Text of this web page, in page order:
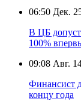
06:50 Дек.
В ЦБ
100%
09:08 Авг.
Финансист
концу года